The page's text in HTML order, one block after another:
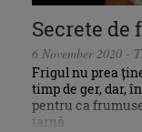
Secrete de
6 November 2020 -
Frigul nu prea
timp de ger, dar,
pentru ca
iarnă.